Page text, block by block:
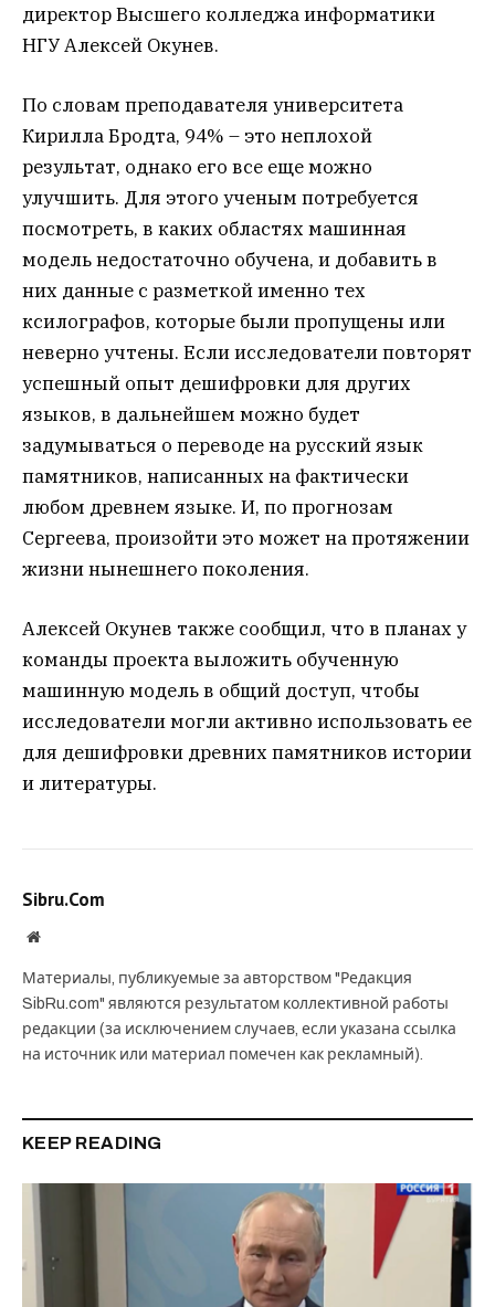
директор Высшего колледжа информатики
НГУ Алексей Окунев.
По словам преподавателя университета
Кирилла Бродта, 94% – это неплохой
результат, однако его все еще можно
улучшить. Для этого ученым потребуется
посмотреть, в каких областях машинная
модель недостаточно обучена, и добавить в
них данные с разметкой именно тех
ксилографов, которые были пропущены или
неверно учтены. Если исследователи повторят
успешный опыт дешифровки для других
языков, в дальнейшем можно будет
задумываться о переводе на русский язык
памятников, написанных на фактически
любом древнем языке. И, по прогнозам
Сергеева, произойти это может на протяжении
жизни нынешнего поколения.
Алексей Окунев также сообщил, что в планах у
команды проекта выложить обученную
машинную модель в общий доступ, чтобы
исследователи могли активно использовать ее
для дешифровки древних памятников истории
и литературы.
Sibru.Com
Website
Материалы, публикуемые за авторством "Редакция
SibRu.com" являются результатом коллективной работы
редакции (за исключением случаев, если указана ссылка
на источник или материал помечен как рекламный).
KEEP READING